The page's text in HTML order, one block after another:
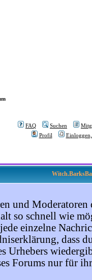
FAQ Suchen
Profil
und Moderatoren
so schnell wie
einzelne
dass
Urhebers
Forums nur für